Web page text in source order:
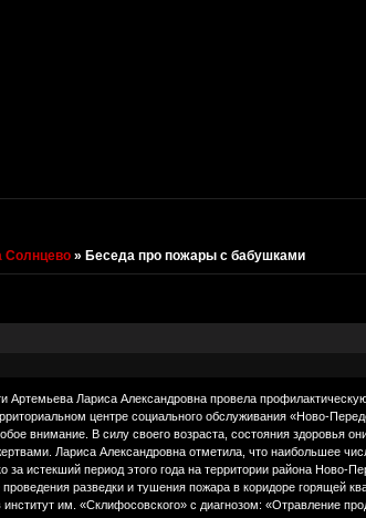
Солнцево »Беседа про пожары с бабушками
Артемьева Лариса Александровна провела
центре социального обслуживания «Ново-
внимание. В силу своего возраста, состояния здоровья
Лариса Александровна отметила, что наибольшее
за истекший период этого года на территории района Ново-
разведки и тушения пожара в коридоре горящей
им. «Склифосовского» с диагнозом: «Отравление